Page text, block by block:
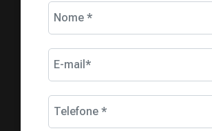
Nome *
E-mail*
Telefone *